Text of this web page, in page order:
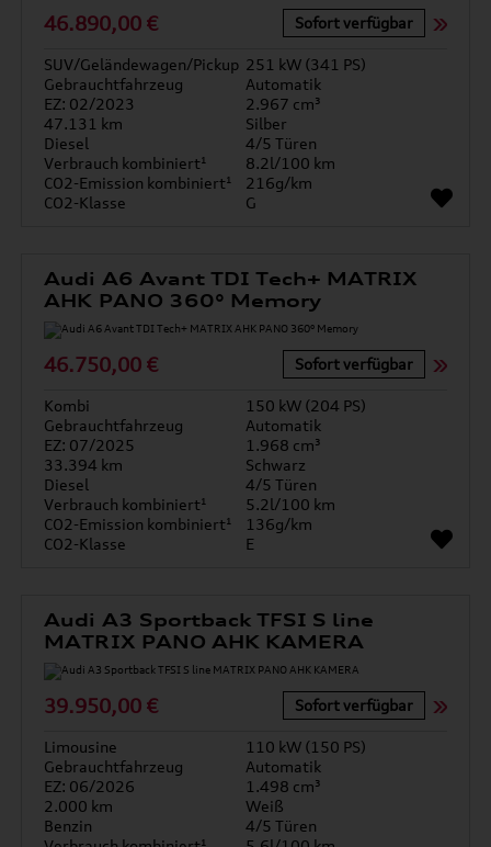
46.890,00 € Sofort verfügbar
SUV/Geländewagen/Pickup 251 kW (341 PS)
Gebrauchtfahrzeug
Automatik
EZ: 02/2023
2.967 cm³
47.131 km
Silber
Diesel
4/5 Türen
Verbrauch kombiniert¹
8.2l/100 km
CO2-Emission kombiniert¹
216g/km
CO2-Klasse
G
Audi A6 Avant TDI Tech+ MATRIX
AHK PANO 360° Memory
46.750,00 € Sofort verfügbar
Kombi
150 kW (204 PS)
Gebrauchtfahrzeug
Automatik
EZ: 07/2025
1.968 cm³
33.394 km
Schwarz
Diesel
4/5 Türen
Verbrauch kombiniert¹
5.2l/100 km
CO2-Emission kombiniert¹
136g/km
CO2-Klasse
E
Audi A3 Sportback TFSI S line
MATRIX PANO AHK KAMERA
39.950,00 € Sofort verfügbar
Limousine
110 kW (150 PS)
Gebrauchtfahrzeug
Automatik
EZ: 06/2026
1.498 cm³
2.000 km
Weiß
Benzin
4/5 Türen